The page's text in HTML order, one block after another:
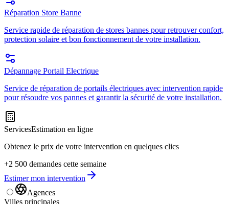
Réparation Store Banne
Service rapide de réparation de stores bannes pour retrouver confort,
protection solaire et bon fonctionnement de votre installation.
Dépannage Portail Electrique
Service de réparation de portails électriques avec intervention rapide
pour résoudre vos pannes et garantir la sécurité de votre installation.
ServicesEstimation en ligne
Obtenez le prix de votre intervention en quelques clics
+2 500 demandes cette semaine
Estimer mon intervention
Agences
Villes principales